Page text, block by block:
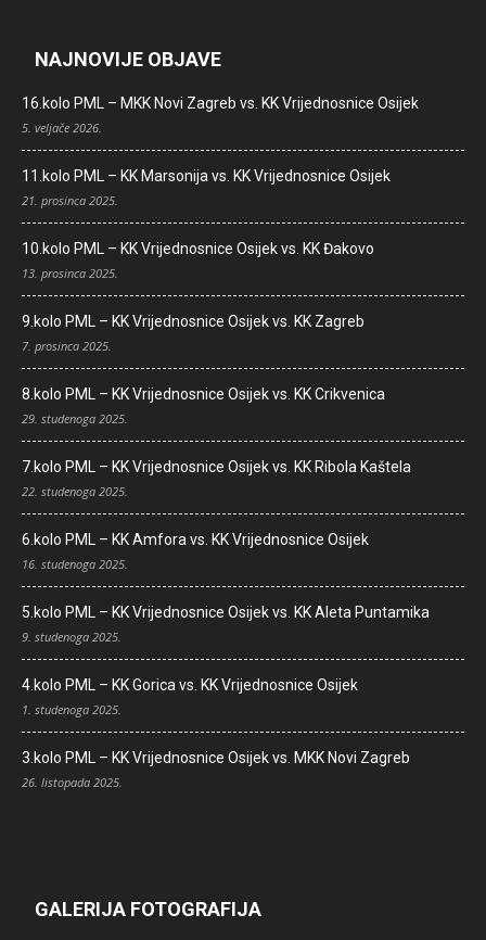
NAJNOVIJE OBJAVE
16.kolo PML – MKK Novi Zagreb vs. KK Vrijednosnice Osijek
5. veljače 2026.
11.kolo PML – KK Marsonija vs. KK Vrijednosnice Osijek
21. prosinca 2025.
10.kolo PML – KK Vrijednosnice Osijek vs. KK Đakovo
13. prosinca 2025.
9.kolo PML – KK Vrijednosnice Osijek vs. KK Zagreb
7. prosinca 2025.
8.kolo PML – KK Vrijednosnice Osijek vs. KK Crikvenica
29. studenoga 2025.
7.kolo PML – KK Vrijednosnice Osijek vs. KK Ribola Kaštela
22. studenoga 2025.
6.kolo PML – KK Amfora vs. KK Vrijednosnice Osijek
16. studenoga 2025.
5.kolo PML – KK Vrijednosnice Osijek vs. KK Aleta Puntamika
9. studenoga 2025.
4.kolo PML – KK Gorica vs. KK Vrijednosnice Osijek
1. studenoga 2025.
3.kolo PML – KK Vrijednosnice Osijek vs. MKK Novi Zagreb
26. listopada 2025.
GALERIJA FOTOGRAFIJA